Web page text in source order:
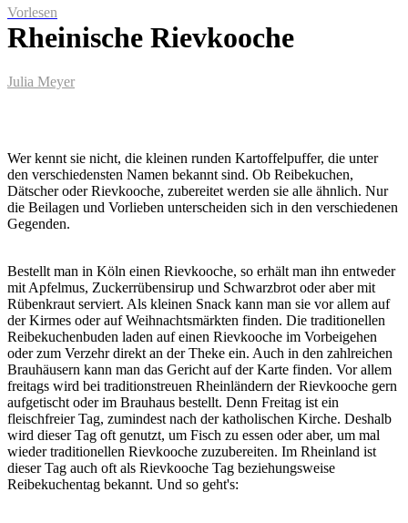
Vorlesen
Rheinische Rievkooche
Julia Meyer
Wer kennt sie nicht, die kleinen runden Kartoffelpuffer, die unter
den verschiedensten Namen bekannt sind. Ob Reibekuchen,
Dätscher oder Rievkooche, zubereitet werden sie alle ähnlich. Nur
die Beilagen und Vorlieben unterscheiden sich in den verschiedenen
Gegenden.
Bestellt man in Köln einen Rievkooche, so erhält man ihn entweder
mit Apfelmus, Zuckerrübensirup und Schwarzbrot oder aber mit
Rübenkraut serviert. Als kleinen Snack kann man sie vor allem auf
der Kirmes oder auf Weihnachtsmärkten finden. Die traditionellen
Reibekuchenbuden laden auf einen Rievkooche im Vorbeigehen
oder zum Verzehr direkt an der Theke ein. Auch in den zahlreichen
Brauhäusern kann man das Gericht auf der Karte finden. Vor allem
freitags wird bei traditionstreuen Rheinländern der Rievkooche gern
aufgetischt oder im Brauhaus bestellt. Denn Freitag ist ein
fleischfreier Tag, zumindest nach der katholischen Kirche. Deshalb
wird dieser Tag oft genutzt, um Fisch zu essen oder aber, um mal
wieder traditionellen Rievkooche zuzubereiten. Im Rheinland ist
dieser Tag auch oft als Rievkooche Tag beziehungsweise
Reibekuchentag bekannt. Und so geht's: